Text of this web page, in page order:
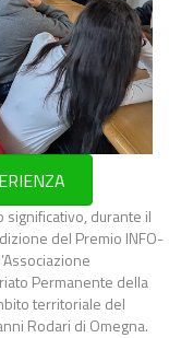
significativo, durante il
del Premio INFO-
Permanente della
territoriale del
Rodari di Omegna.